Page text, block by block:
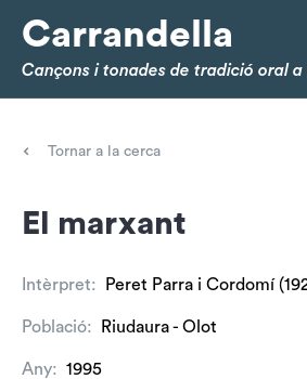
Carrandella
Cançons i tonades de tradició oral
Tornar a la cerca
El marxant
Intèrpret: Peret Parra i Cordomí
Població: Riudaura - Olot
Any: 1995